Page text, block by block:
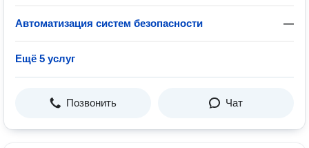
Автоматизация систем безопасности —
Ещё 5 услуг
Позвонить Чат